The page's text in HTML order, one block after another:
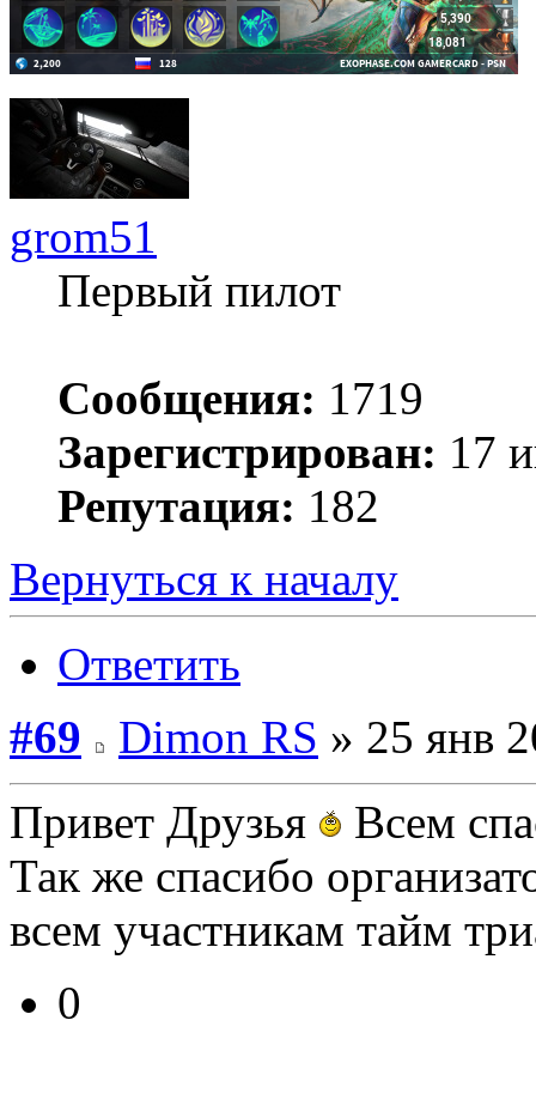
grom51
Первый пилот
Сообщения: 1719
Зарегистрирован: 17
Репутация: 182
Вернуться к началу
Ответить
#69
Dimon RS » 25 янв
Привет Друзья
Всем
Так же спасибо
всем участникам тайм
0